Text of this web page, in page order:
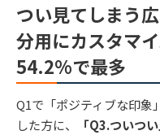
つい見てしまう
分用にカスタマ
54.2%で最多
Q1で「ポジティブな印象
した方に、
「Q3.ついつ